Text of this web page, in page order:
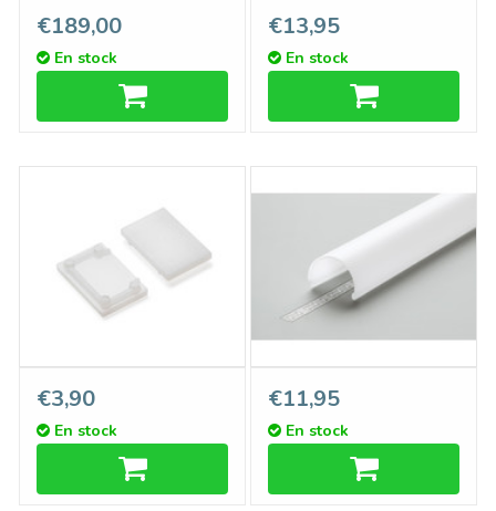
Couverture C9 ClickDessus
Noir - Rouleau de 20 mètres
€189,00
En stock
Cover E9 milky white cap en
1m ou 2m de long
€13,95
En stock
*E9* embouts spéciaux,
blanc laiteux translucide,
ensemble de deux
€3,90
En stock
Couvercle D9 ClickOver
semi-circulaire blanc laiteux
en longueurs de 1m ou 2m
€11,95
En stock